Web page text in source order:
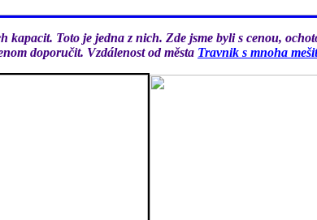
kapacit. Toto je jedna z nich. Zde jsme byli s cenou,
doporučit. Vzdálenost od města Travnik s mnoha